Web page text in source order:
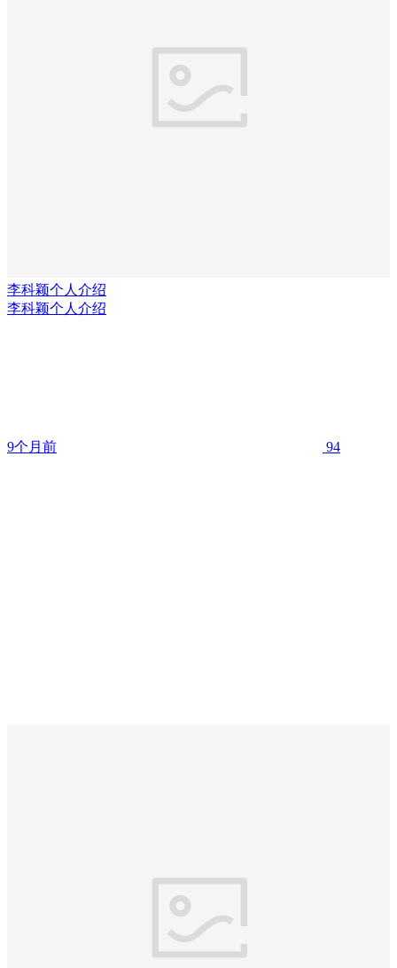
李科颖个人介绍
李科颖个人介绍
9个月前 94